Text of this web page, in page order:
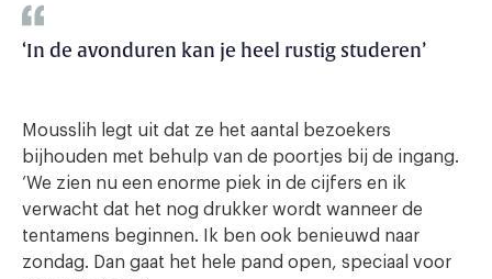
‘In de avonduren kan je heel rustig studeren’
Mousslih legt uit dat ze het aantal bezoekers
bijhouden met behulp van de poortjes bij de ingang.
‘We zien nu een enorme piek in de cijfers en ik
verwacht dat het nog drukker wordt wanneer de
tentamens beginnen. Ik ben ook benieuwd naar
zondag. Dan gaat het hele pand open, speciaal voor